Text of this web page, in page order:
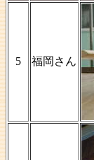
5 福岡さん